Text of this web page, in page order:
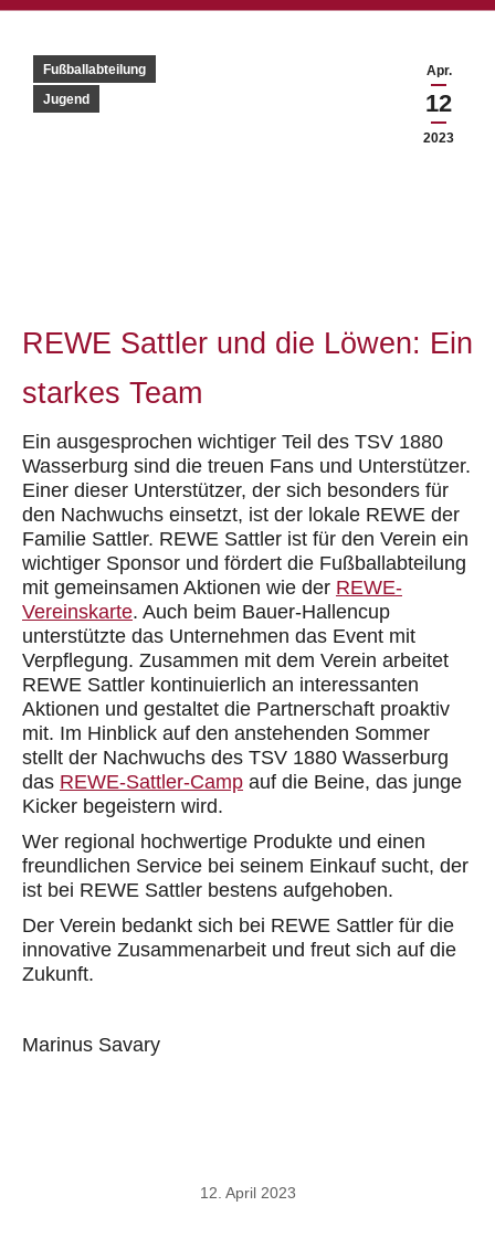
Apr.
12
2023
Fußballabteilung
Jugend
REWE Sattler und die Löwen: Ein
starkes Team
Ein ausgesprochen wichtiger Teil des TSV 1880
Wasserburg sind die treuen Fans und Unterstützer.
Einer dieser Unterstützer, der sich besonders für
den Nachwuchs einsetzt, ist der lokale REWE der
Familie Sattler. REWE Sattler ist für den Verein ein
wichtiger Sponsor und fördert die Fußballabteilung
mit gemeinsamen Aktionen wie der REWE-
Vereinskarte. Auch beim Bauer-Hallencup
unterstützte das Unternehmen das Event mit
Verpflegung. Zusammen mit dem Verein arbeitet
REWE Sattler kontinuierlich an interessanten
Aktionen und gestaltet die Partnerschaft proaktiv
mit. Im Hinblick auf den anstehenden Sommer
stellt der Nachwuchs des TSV 1880 Wasserburg
das REWE-Sattler-Camp auf die Beine, das junge
Kicker begeistern wird.
Wer regional hochwertige Produkte und einen
freundlichen Service bei seinem Einkauf sucht, der
ist bei REWE Sattler bestens aufgehoben.
Der Verein bedankt sich bei REWE Sattler für die
innovative Zusammenarbeit und freut sich auf die
Zukunft.
Marinus Savary
12. April 2023